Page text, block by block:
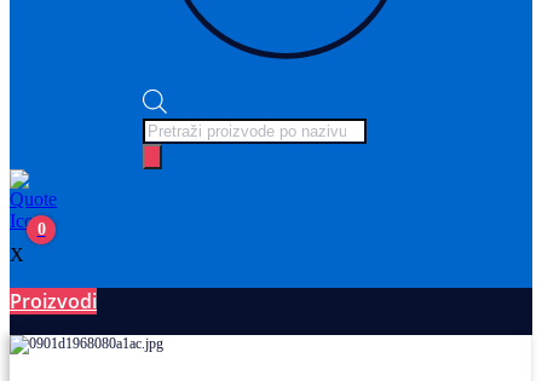
Products
search
0
X
Proizvodi